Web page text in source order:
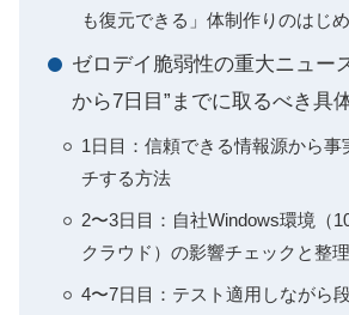
も復元できる」体制作りのはじ
ゼロデイ脆弱性の重大ニュー
から7日目”までに取るべき具
1日目：信頼できる情報源から事
チする方法
2〜3日目：自社Windows環境（
クラウド）の影響チェックと整
4〜7日目：テスト適用しながら